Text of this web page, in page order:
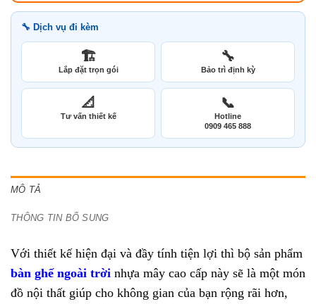
🔧 Dịch vụ đi kèm
🏗️
Lắp đặt trọn gói
🔧
Bảo trì định kỳ
📐
Tư vấn thiết kế
📞
Hotline
0909 465 888
MÔ TẢ
THÔNG TIN BỔ SUNG
Với thiết kế hiện đại và đầy tính tiện lợi thì bộ sản phẩm
bàn ghế ngoài trời nhựa mây cao cấp này sẽ là một món
đồ nội thất giúp cho không gian của bạn rộng rãi hơn,